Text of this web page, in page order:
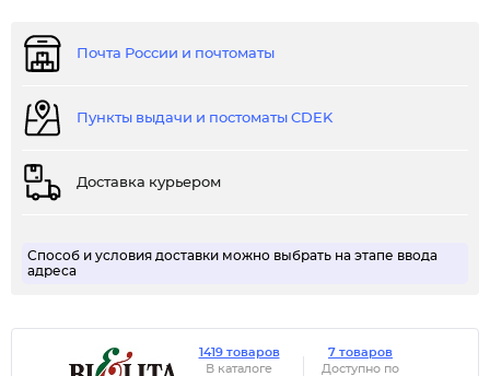
Почта России и почтоматы
Пункты выдачи и постоматы CDEK
Доставка курьером
Способ и условия доставки можно выбрать на этапе ввода
адреса
1419 товаров
В каталоге
7 товаров
Доступно по